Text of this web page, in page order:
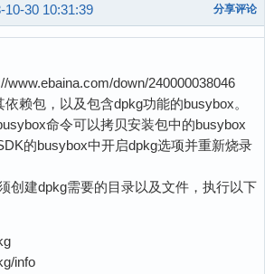
10-30 10:31:39 分享评论
www.ebaina.com/down/240000038046
赖包，以及包含dpkg功能的busybox。
命令可以拷贝安装包中的busybox
的busybox中开启dpkg选项并重新烧录
创建dpkg需要的目录以及文件，执行以下
info